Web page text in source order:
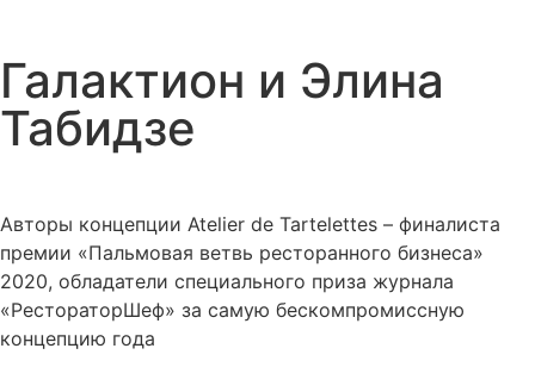
Галактион и Элина
Табидзе
Авторы концепции Atelier de Tartelettes – финалиста
премии «Пальмовая ветвь ресторанного бизнеса»
2020, обладатели специального приза журнала
«РестораторШеф» за самую бескомпромиссную
концепцию года